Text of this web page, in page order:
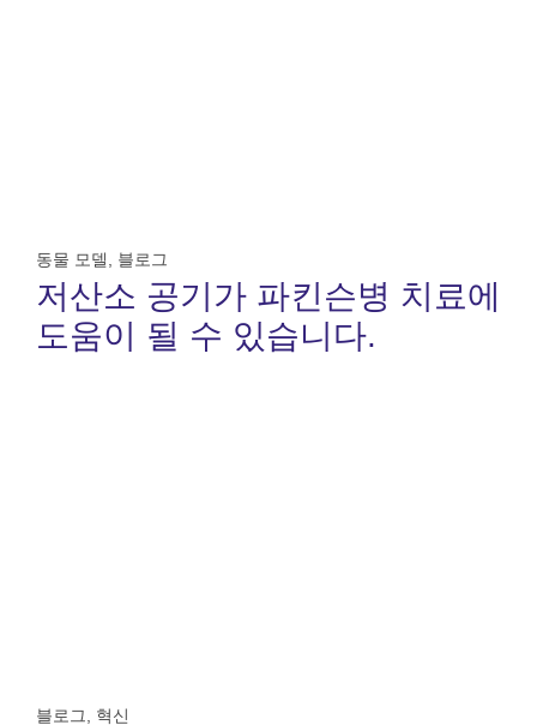
동물 모델 블로그
저산소 공기가 파킨슨병 치료에
도움이 될 수 있습니다.
블로그 혁신